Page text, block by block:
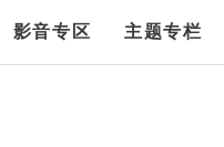
影音专区 主题专栏